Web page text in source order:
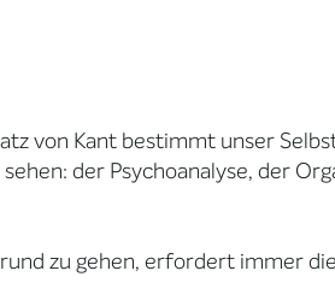
von Kant bestimmt unser
der Psychoanalyse, der
zu gehen, erfordert immer die